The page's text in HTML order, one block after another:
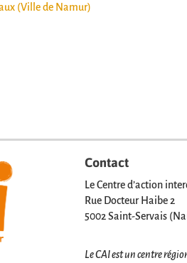
(Ville de Namur)
Contact
Le Centre d’action
Rue Docteur Haibe 2
5002 Saint-Servais
Le CAI est un centre